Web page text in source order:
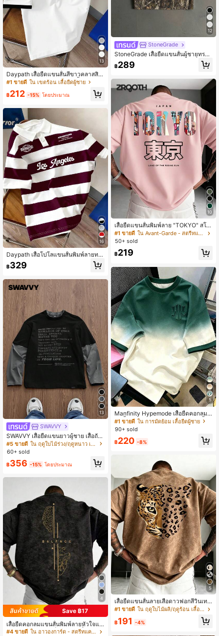
13
Daypath เสื้อยืดแขนสั้นสีขาวคลาสสิก
อเนกประสงค์พร้อมปกสีดำ, เสื้อยืดคอก
ลมดีไซน์โลโก้ม้าแฟชั่นมินิมอลลำลอง
สำหรับผู้ชาย
#1 ขายดี ใน เขตร้อน เสื้อยืดผู้ชาย
฿212 -15% โดยประมาณ
16
Daypath เสื้อโปโลแขนสั้นพิมพ์ลายทา
งบล็อกสีตัวอักษร สไตล์ลำลอง ใส่ได้ทุก
วัน ทำงาน เที่ยวพักผ่อน สำหรับฤดูร้อน
฿329
13
SWAVVY
SWAVVY เสื้อยืดแขนยาวผู้ชาย เสื้อถัก
ลำลองประจำวัน พิมพ์ลายภาษาอังกฤษ
แพทช์เวิร์ค ทรงหลวม เสื้อยืดแขนยาวถั
ชาย
#5 ขายดี
ใน ฤดูใบไม้ร่วง/ฤดูหนาว เสื้อยืดผู้ชาย
60+ sold
฿356 -15% โดยประมาณ
4
Save ฿17
เสื้อยืดคอกลมแขนสั้นพิมพ์ลายหัวใจแล
ะสมองสมดุลและเกล็ดหิมะแฟชั่นผู้ชาย,
#4 ขายดี ใน อาวองการ์ด - สตรีทแคชชวล เสื้อยืดผู้ชาย
12
StoneGrade
StoneGrade เสื้อยืดแขนสั้นผู้ชายทรงห
ลวม ไซส์มาตรฐาน ลายพิมพ์แฟชั่นลำล
อง ฟอนต์ลายมือโค้ง ลายพรางกิ่งไม้ป่า
฿289
10
เสื้อยืดแขนสั้นพิมพ์ลาย "TOKYO" สโล
แกนภาษาอังกฤษและองค์ประกอบโตเกี
ยว แฟชั่นอเนกประสงค์สำหรับผู้ชายขอ
#1 ขายดี
ใน Avant-Garde - สตรีทแวร์ฮิปฮอป เสื้อยืดผู้ชาย
50+ sold
฿219
5
Manfinity Hypemode เสื้อยืดคอกลมแ
ขนสั้นสไตล์สตรีท ลายพิมพ์ไล่เฉดสีน้ำเ
งิน-ขาว แบบอเมริกันเรโทร พร้อมลายพิ
และผู้หญิง เหมาะสำหรับใส่ประจำวัน ไ
#1 ขายดี ใน การมัดย้อม เสื้อยืดผู้ชาย
90+ sold
฿220 -8%
5
เสื้อยืดแขนสั้นลายเสือดาวฟอกสีวินเทจ
สำหรับผู้ชาย สไตล์สตรีทเรโทร ลำลองใ
ส่ได้ทุกวัน ผ้าถักระบายอากาศได้ดี ทรง
พอดีตัว คอกลม
#1 ขายดี ใน ฤดูใบไม้ผลิ/ฤดูร้อน เสื้อยืดผู้ชาย
฿191 -4%